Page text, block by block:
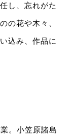
し、忘れがた
の花や木々、
込み、作品に
。小笠原諸島